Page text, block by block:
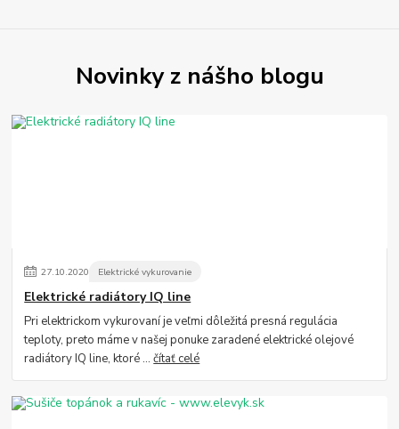
Novinky z nášho blogu
27.10.2020 Elektrické vykurovanie
Elektrické radiátory IQ line
Pri elektrickom vykurovaní je veľmi dôležitá presná regulácia
teploty, preto máme v našej ponuke zaradené elektrické olejové
radiátory IQ line, ktoré ...čítať celé